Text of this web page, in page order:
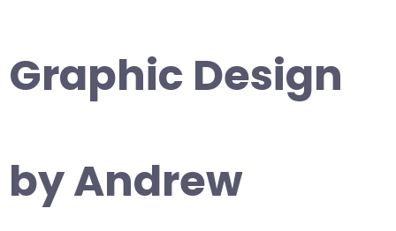
Graphic Design
by Andrew